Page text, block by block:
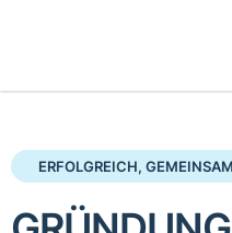
ERFOLGREICH, GEMEINSAM